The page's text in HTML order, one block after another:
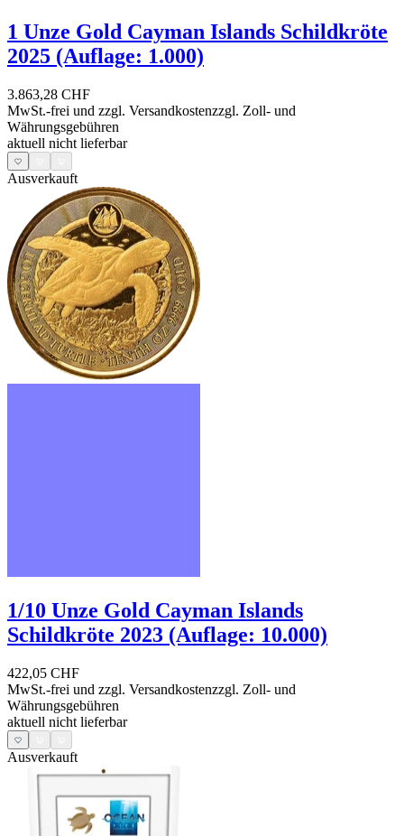
1 Unze Gold Cayman Islands Schildkröte
2025 (Auflage: 1.000)
3.863,28 CHF
MwSt.-frei und zzgl. Versandkostenzzgl. Zoll- und
Währungsgebühren
aktuell nicht lieferbar
Ausverkauft
1/10 Unze Gold Cayman Islands
Schildkröte 2023 (Auflage: 10.000)
422,05 CHF
MwSt.-frei und zzgl. Versandkostenzzgl. Zoll- und
Währungsgebühren
aktuell nicht lieferbar
Ausverkauft